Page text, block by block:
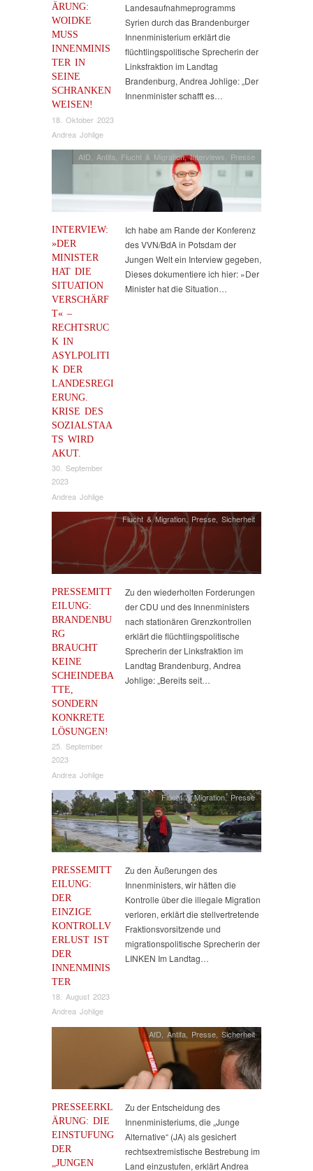
ÄRUNG:
WOIDKE
MUSS
INNENMINIS
TER IN
SEINE
SCHRANKEN
WEISEN!
18. Oktober 2023
Andrea Johlige
Landesaufnahmeprogramms
Syrien durch das Brandenburger
Innenministerium erklärt die
flüchtlingspolitische Sprecherin der
Linksfraktion im Landtag
Brandenburg, Andrea Johlige: „Der
Innenminister schafft es…
INTERVIEW:
»DER
MINISTER
HAT DIE
SITUATION
VERSCHÄRF
T« –
RECHTSRUC
K IN
ASYLPOLITI
K DER
LANDESREGI
ERUNG.
KRISE DES
SOZIALSTAA
TS WIRD
AKUT.
30. September
2023
Andrea Johlige
AfD Antifa Flucht & Migration,Interviews Presse
Ich habe am Rande der Konferenz
des VVN/BdA in Potsdam der
Jungen Welt ein Interview gegeben,
Dieses dokumentiere ich hier: »Der
Minister hat die Situation…
PRESSEMITT
EILUNG:
BRANDENBU
RG
BRAUCHT
KEINE
SCHEINDEBA
TTE,
SONDERN
KONKRETE
LÖSUNGEN!
25. September
2023
Andrea Johlige
Flucht & Migration, Presse,Sicherheit
Zu den wiederholten Forderungen
der CDU und des Innenministers
nach stationären Grenzkontrollen
erklärt die flüchtlingspolitische
Sprecherin der Linksfraktion im
Landtag Brandenburg, Andrea
Johlige: „Bereits seit…
PRESSEMITT
EILUNG:
DER
EINZIGE
KONTROLLV
ERLUST IST
DER
INNENMINIS
TER
18. August 2023
Andrea Johlige
Flucht & Migration,Presse
Zu den Äußerungen des
Innenministers, wir hätten die
Kontrolle über die illegale Migration
verloren, erklärt die stellvertretende
Fraktionsvorsitzende und
migrationspolitische Sprecherin der
LINKEN Im Landtag…
PRESSEERKL
ÄRUNG: DIE
EINSTUFUNG
DER
„JUNGEN
AfD ,Antifa Presse ,Sicherheit
Zu der Entscheidung des
Innenministeriums, die „Junge
Alternative“ (JA) als gesichert
rechtsextremistische Bestrebung im
Land einzustufen, erklärt Andrea